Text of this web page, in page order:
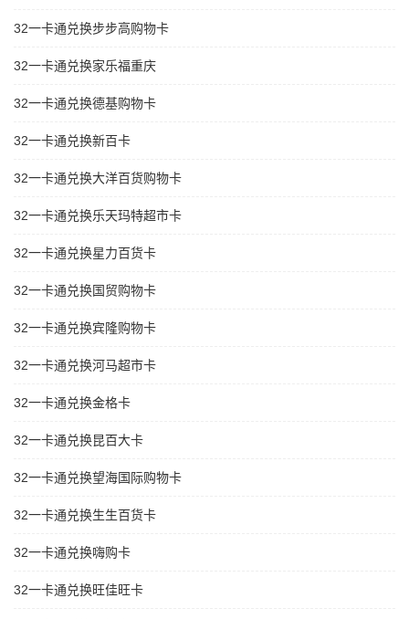
32一卡通兑换步步高购物卡
32一卡通兑换家乐福重庆
32一卡通兑换德基购物卡
32一卡通兑换新百卡
32一卡通兑换大洋百货购物卡
32一卡通兑换乐天玛特超市卡
32一卡通兑换星力百货卡
32一卡通兑换国贸购物卡
32一卡通兑换宾隆购物卡
32一卡通兑换河马超市卡
32一卡通兑换金格卡
32一卡通兑换昆百大卡
32一卡通兑换望海国际购物卡
32一卡通兑换生生百货卡
32一卡通兑换嗨购卡
32一卡通兑换旺佳旺卡